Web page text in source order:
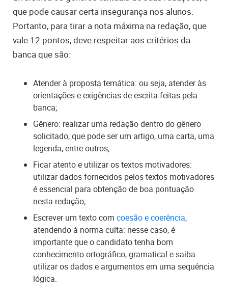
que pode causar certa insegurança nos alunos.
Portanto, para tirar a nota máxima na redação, que
vale 12 pontos, deve respeitar aos critérios da
banca que são:
Atender à proposta temática: ou seja, atender às
orientações e exigências de escrita feitas pela
banca;
Gênero: realizar uma redação dentro do gênero
solicitado, que pode ser um artigo, uma carta, uma
legenda, entre outros;
Ficar atento e utilizar os textos motivadores:
utilizar dados fornecidos pelos textos motivadores
é essencial para obtenção de boa pontuação
nesta redação;
Escrever um texto comcoesão e coerência,
atendendo à norma culta: nesse caso, é
importante que o candidato tenha bom
conhecimento ortográfico, gramatical e saiba
utilizar os dados e argumentos em uma sequência
lógica.